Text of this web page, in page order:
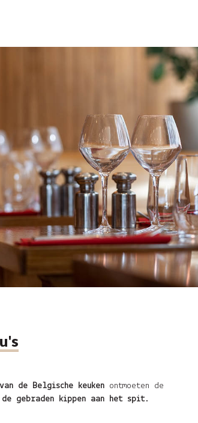
de Belgische keuken ontmoeten de
de gebraden kippen aan het spit.